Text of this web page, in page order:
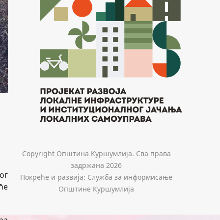
Copyright Општина Куршумлија. Сва права
задржана 2026
Покреће и развија: Служба за информисање
Општине Куршумлија